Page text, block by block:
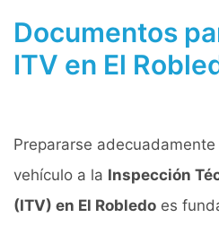
Documentos
ITV en El
Prepararse
vehículo a la Inspección
(ITV) en El Robledo es